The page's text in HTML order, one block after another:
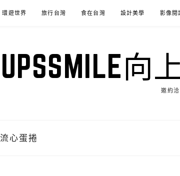
環遊世界 旅行台灣 食在台灣 設計美學 影像閱
UPSSMILE
邀約
流心蛋捲